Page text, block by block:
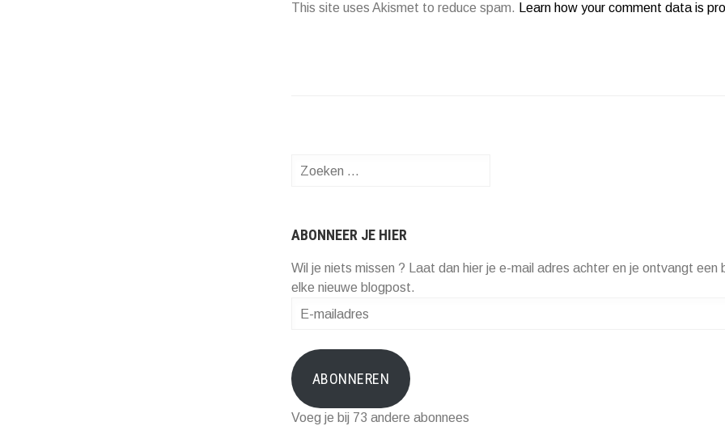
This site uses Akismet to reduce spam. Learn how your comment data is
Zoeken
ABONNEER JE HIER
Wil je niets missen ? Laat dan hier je e-mail adres achter en je ontvangt een
elke nieuwe blogpost.
E-
ABONNEREN
Voeg je bij 73 andere abonnees